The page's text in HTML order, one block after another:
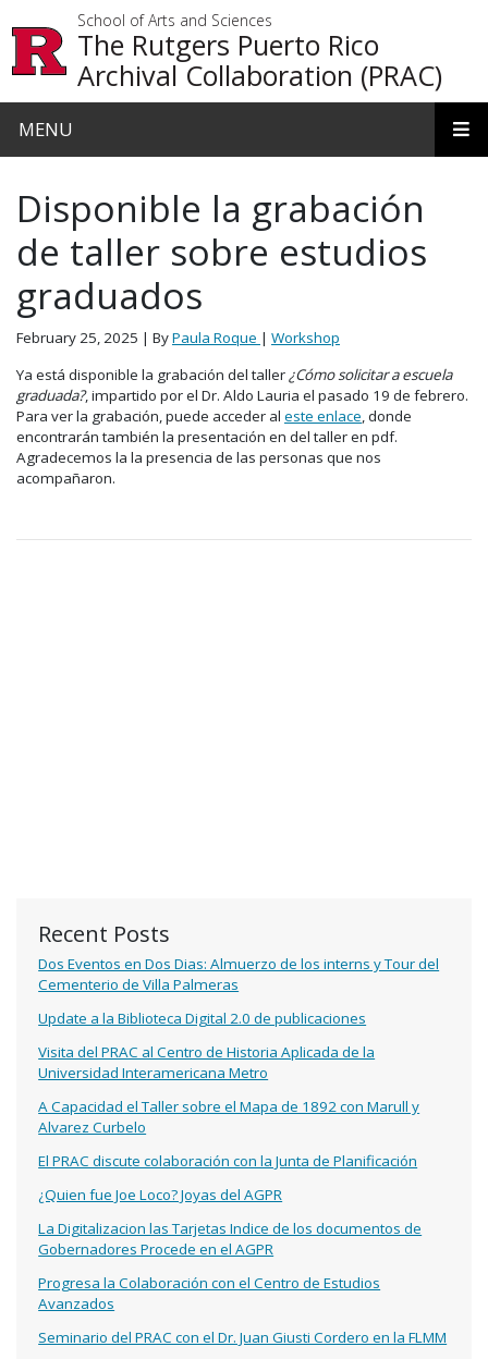
School of Arts and Sciences
The Rutgers Puerto Rico
Archival Collaboration (PRAC)
MENU
Recent Posts
Dos Eventos en Dos Dias: Almuerzo de los interns y Tour del
Cementerio de Villa Palmeras
Update a la Biblioteca Digital 2.0 de publicaciones
Visita del PRAC al Centro de Historia Aplicada de la
Universidad Interamericana Metro
A Capacidad el Taller sobre el Mapa de 1892 con Marull y
Alvarez Curbelo
El PRAC discute colaboración con la Junta de Planificación
¿Quien fue Joe Loco? Joyas del AGPR
La Digitalizacion las Tarjetas Indice de los documentos de
Gobernadores Procede en el AGPR
Progresa la Colaboración con el Centro de Estudios
Avanzados
Seminario del PRAC con el Dr. Juan Giusti Cordero en la FLMM
Disponible la grabación
de taller sobre estudios
graduados
February 25, 2025 | ByPaula Roque | Workshop
Ya está disponible la grabación del taller¿Cómo solicitar a escuela
graduada?, impartido por el Dr. Aldo Lauria el pasado 19 de febrero.
Para ver la grabación, puede acceder al este enlace, donde
encontrarán también la presentación en del taller en pdf.
Agradecemos la la presencia de las personas que nos
acompañaron.